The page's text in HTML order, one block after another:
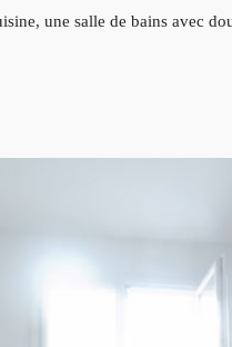
une salle de bains avec